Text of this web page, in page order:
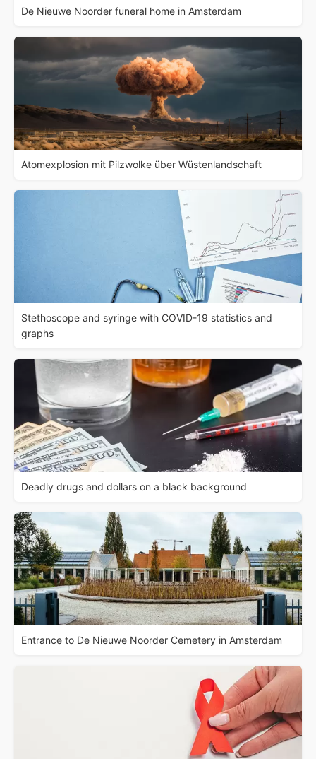
De Nieuwe Noorder funeral home in Amsterdam
Atomexplosion mit Pilzwolke über Wüstenlandschaft
Stethoscope and syringe with COVID-19 statistics and
graphs
Deadly drugs and dollars on a black background
Entrance to De Nieuwe Noorder Cemetery in Amsterdam